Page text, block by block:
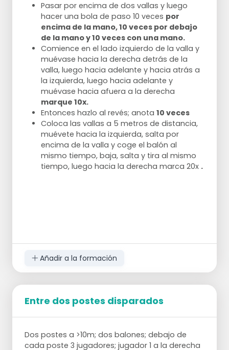
Pasar por encima de dos vallas y luego
hacer una bola de paso 10 veces por
encima de la mano, 10 veces por debajo
de la mano y 10 veces con una mano.
Comience en el lado izquierdo de la valla y
muévase hacia la derecha detrás de la
valla, luego hacia adelante y hacia atrás a
la izquierda, luego hacia adelante y
muévase hacia afuera a la derecha
marque 10x.
Entonces hazlo al revés; anota 10 veces
Coloca las vallas a 5 metros de distancia,
muévete hacia la izquierda, salta por
encima de la valla y coge el balón al
mismo tiempo, baja, salta y tira al mismo
tiempo, luego hacia la derecha marca 20x .
Añadir a la formación
Entre dos postes disparados
Dos postes a >10m; dos balones; debajo de
cada poste 3 jugadores; jugador 1 a la derecha